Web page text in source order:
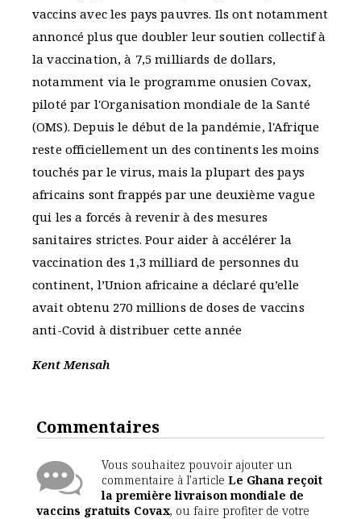
vaccins avec les pays pauvres. Ils ont notamment
annoncé plus que doubler leur soutien collectif à
la vaccination, à 7,5 milliards de dollars,
notamment via le programme onusien Covax,
piloté par l'Organisation mondiale de la Santé
(OMS). Depuis le début de la pandémie, l'Afrique
reste officiellement un des continents les moins
touchés par le virus, mais la plupart des pays
africains sont frappés par une deuxième vague
qui les a forcés à revenir à des mesures
sanitaires strictes. Pour aider à accélérer la
vaccination des 1,3 milliard de personnes du
continent, l’Union africaine a déclaré qu’elle
avait obtenu 270 millions de doses de vaccins
anti-Covid à distribuer cette année
Kent Mensah
Commentaires
Vous souhaitez pouvoir ajouter un
commentaire à l'article Le Ghana reçoit
la première livraison mondiale de
vaccins gratuits Covax, ou faire profiter de votre